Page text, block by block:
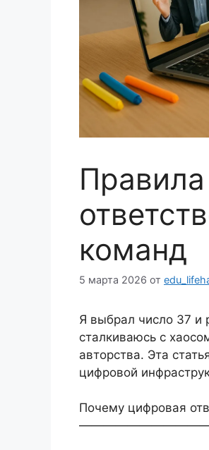
команд
5 марта 2026 от
Я выбрал число 37 и
сталкиваюсь с
авторства. Эта
цифровой
Почему цифровая